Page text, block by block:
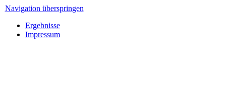
Navigation überspringen
Ergebnisse
Impressum